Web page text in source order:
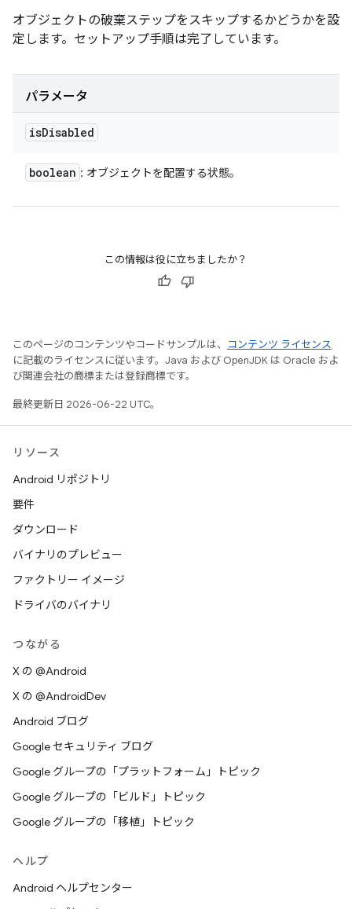
オブジェクトの破棄ステップをスキップするかどうかを設
定します。セットアップ手順は完了しています。
パラメータ
isDisabled
boolean : オブジェクトを配置する状態。
この情報は役に立ちましたか？
このページのコンテンツやコードサンプルは、
コンテンツ ライセンス
に記載のライセンスに従います。Java および OpenJDK は Oracle およ
び関連会社の商標または登録商標です。
最終更新日 2026-06-22 UTC。
リソース
Android リポジトリ
要件
ダウンロード
バイナリのプレビュー
ファクトリー イメージ
ドライバのバイナリ
つながる
X の @Android
X の @AndroidDev
Android ブログ
Google セキュリティ ブログ
Google グループの「プラットフォーム」トピック
Google グループの「ビルド」トピック
Google グループの「移植」トピック
ヘルプ
Android ヘルプセンター